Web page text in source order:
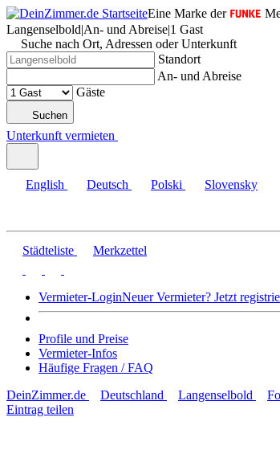
Eine Marke der
Langenselbold|An- und Abreise|1 Gast
Suche nach Ort, Adressen oder Unterkunft
Standort
An- und Abreise
Gäste
Suchen
Unterkunft vermieten
English Deutsch Polski Slovensky
Städteliste Merkzettel
Vermieter-LoginNeuer Vermieter? Jetzt
Profile und Preise
Vermieter-Infos
Häufige Fragen / FAQ
DeinZimmer.de
Deutschland Langenselbold
Eintrag teilen